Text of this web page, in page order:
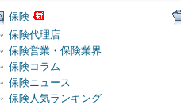
保険
保険代理店
保険営業・保険業界
保険コラム
保険ニュース
保険人気ランキング